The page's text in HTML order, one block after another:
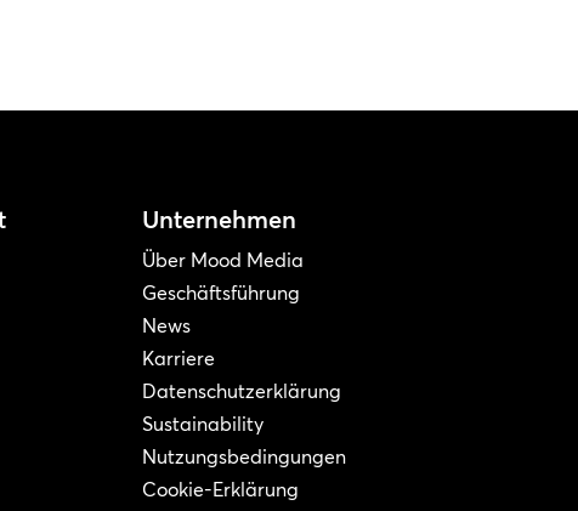
Unternehmen
Über Mood Media
Geschäftsführung
News
Karriere
Datenschutzerklärung
Sustainability
Nutzungsbedingungen
Cookie-Erklärung